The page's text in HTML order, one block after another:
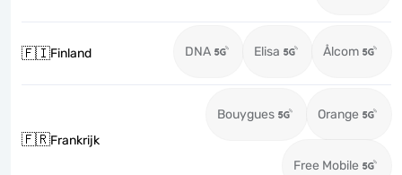
🇫🇮Finland DNA Elisa Ålcom
🇫🇷Frankrijk
Bouygues Orange
Free Mobile